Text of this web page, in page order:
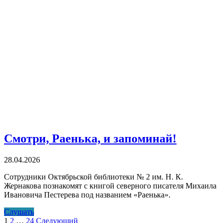
Смотри, Раенька, и запоминай!
28.04.2026
Сотрудники Октябрьской библиотеки № 2 им. Н. К.
Жернакова познакомят с книгой северного писателя Михаила
Ивановича Пестерева под названием «Раенька».
СлушатьСмотри,
Раенька,
1 2 … 24 Следующий